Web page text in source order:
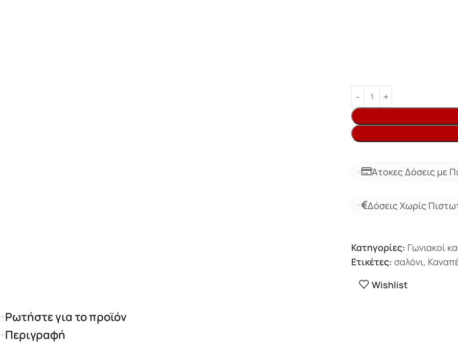
Άτοκες Δόσεις με
Δόσεις Χωρίς
Κατηγορίες: Γωνιακοί
Ετικέτες: σαλόνι,
Wishlist
Ρωτήστε για το προϊόν
Περιγραφή